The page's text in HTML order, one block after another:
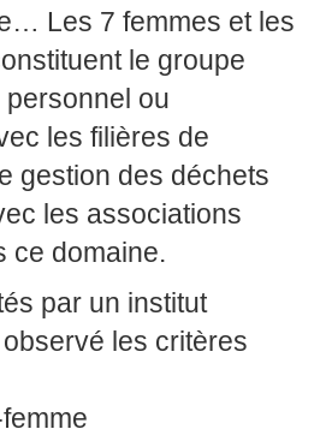
Les 7 femmes et les
le groupe
personnel ou
les filières de
gestion des déchets
les associations
ce domaine.
par un institut
les critères